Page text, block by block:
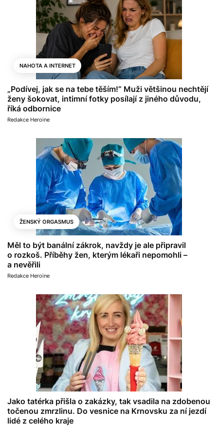
NAHOTA A INTERNET
„Podívej, jak se na tebe těším!“ Muži většinou nechtějí
ženy šokovat, intimní fotky posílají z jiného důvodu,
říká odbornice
Redakce Heroine
ŽENSKÝ ORGASMUS
Měl to být banální zákrok, navždy je ale připravil
o rozkoš. Příběhy žen, kterým lékaři nepomohli –
a nevěřili
Redakce Heroine
Jako tatérka přišla o zakázky, tak vsadila na zdobenou
točenou zmrzlinu. Do vesnice na Krnovsku za ní jezdí
lidé z celého kraje